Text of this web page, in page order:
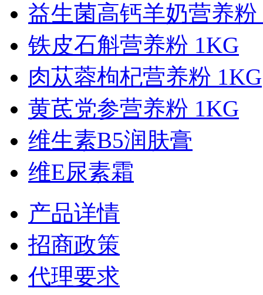
益生菌高钙羊奶营养粉
铁皮石斛营养粉 1KG
肉苁蓉枸杞营养粉 1KG
黄芪党参营养粉 1KG
维生素B5润肤膏
维E尿素霜
产品详情
招商政策
代理要求